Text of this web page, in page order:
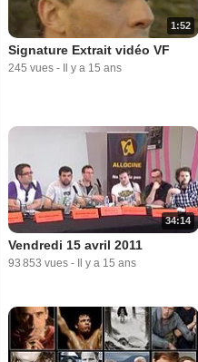
1:52
Signature Extrait vidéo VF
245 vues - Il y a 15 ans
34:14
Vendredi 15 avril 2011
93 853 vues - Il y a 15 ans